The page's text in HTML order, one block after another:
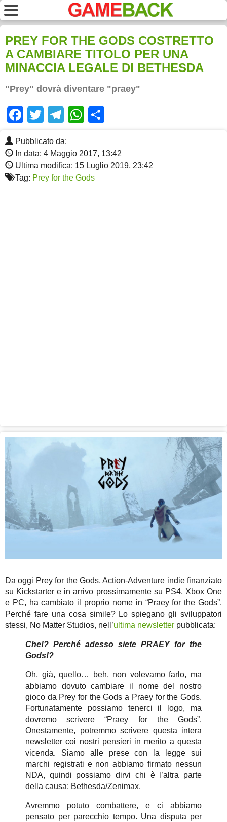
PREY FOR THE GODS COSTRETTO
A CAMBIARE TITOLO PER UNA
MINACCIA LEGALE DI BETHESDA
"Prey" dovrà diventare "praey"
Facebook
TwitterTelegram
WhatsApp
Pubblicato da:
In data: 4 Maggio 2017, 13:42
Ultima modifica: 15 Luglio 2019, 23:42
Tag: Prey for the Gods
Da oggi Prey for the Gods, Action-Adventure indie finanziato
su Kickstarter e in arrivo prossimamente su PS4, Xbox One
e PC, ha cambiato il proprio nome in “Praey for the Gods”.
Perché fare una cosa simile? Lo spiegano gli sviluppatori
stessi, No Matter Studios, nell’ultima newsletter pubblicata:
Che!? Perché adesso siete PRAEY for the
Gods!?
Oh, già, quello… beh, non volevamo farlo, ma
abbiamo dovuto cambiare il nome del nostro
gioco da Prey for the Gods a Praey for the Gods.
Fortunatamente possiamo tenerci il logo, ma
dovremo scrivere “Praey for the Gods”.
Onestamente, potremmo scrivere questa intera
newsletter coi nostri pensieri in merito a questa
vicenda. Siamo alle prese con la legge sui
marchi registrati e non abbiamo firmato nessun
NDA, quindi possiamo dirvi chi è l’altra parte
della causa: Bethesda/Zenimax.
Avremmo potuto combattere, e ci abbiamo
pensato per parecchio tempo. Una disputa per